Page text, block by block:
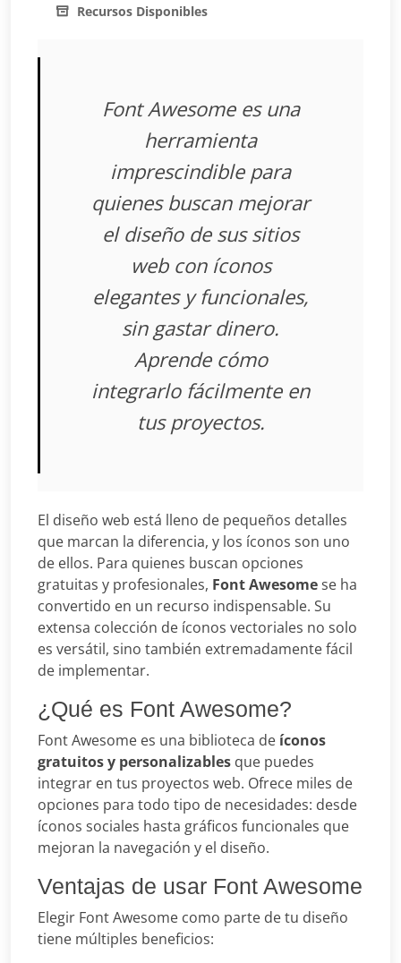
Recursos Disponibles
Font Awesome es una
herramienta
imprescindible para
quienes buscan mejorar
el diseño de sus sitios
web con íconos
elegantes y funcionales,
sin gastar dinero.
Aprende cómo
integrarlo fácilmente en
tus proyectos.
El diseño web está lleno de pequeños detalles
que marcan la diferencia, y los íconos son uno
de ellos. Para quienes buscan opciones
gratuitas y profesionales, Font Awesomese ha
convertido en un recurso indispensable. Su
extensa colección de íconos vectoriales no solo
es versátil, sino también extremadamente fácil
de implementar.
¿Qué es Font Awesome?
Font Awesome es una biblioteca de íconos
gratuitos y personalizables que puedes
integrar en tus proyectos web. Ofrece miles de
opciones para todo tipo de necesidades: desde
íconos sociales hasta gráficos funcionales que
mejoran la navegación y el diseño.
Ventajas de usar Font Awesome
Elegir Font Awesome como parte de tu diseño
tiene múltiples beneficios: